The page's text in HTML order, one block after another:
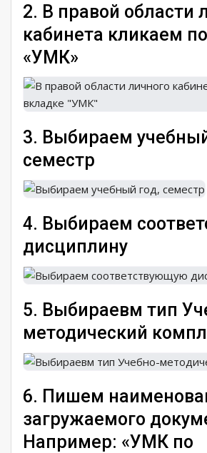
2. В правой области
кабинета кликаем
«УМК»
3. Выбираем
семестр
4. Выбираем
дисциплину
5. Выбираевм тип
методический
6. Пишем
загружаемого
Например: «УМК по